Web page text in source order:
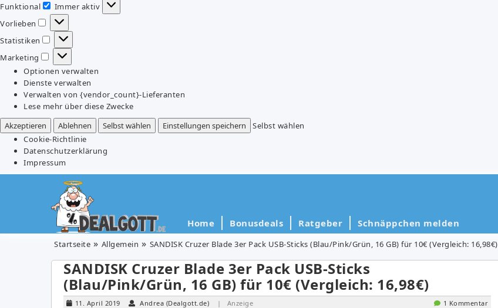
Funktional
Funktional
Immer aktiv
Vorlieben
Vorlieben
Statistiken
Statistiken
Marketing
Marketing
Optionen verwalten
Dienste verwalten
Verwalten von {vendor_count}-Lieferanten
Lese mehr über diese Zwecke
Akzeptieren
Ablehnen Selbst wählen Einstellungen speichern
Selbst wählen
Cookie-Richtlinie
Datenschutzerklärung
Impressum
Home Bonusdeals Ratgeber Schnäppchen melden
Startseite Allgemein SANDISK Cruzer Blade 3er Pack USB-Sticks (Blau/Pink/Grün, 16 GB) für 10€ (Vergleich: 16,98€)
SANDISK Cruzer Blade 3er Pack USB-Sticks
(Blau/Pink/Grün, 16 GB) für 10€ (Vergleich: 16,98€)
11. April 2019 Andrea (Dealgott.de) | Anzeige 1 Kommentar